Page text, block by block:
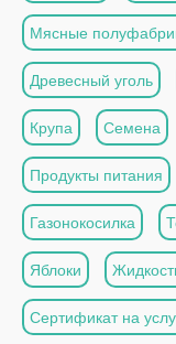
Мясные
Древесный уголь
Крупа Семена
Продукты питания
Газонокосилка
Яблоки
Сертификат на